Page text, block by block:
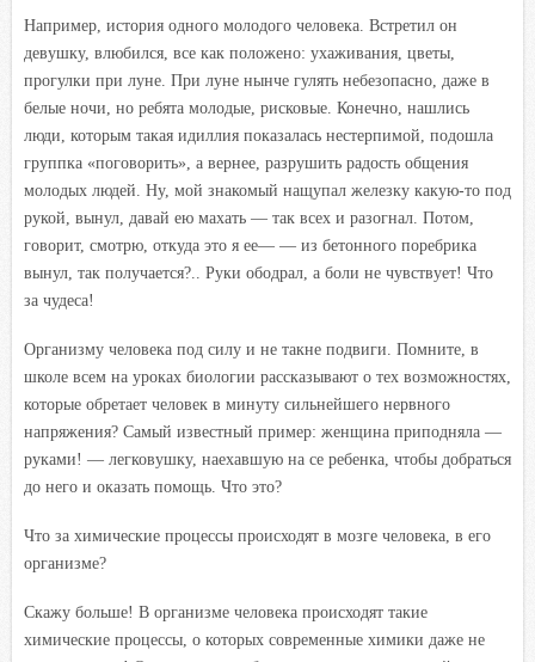
Например, история одного молодого человека. Встретил он
девушку, влюбился, все как положено: ухаживания, цветы,
прогулки при луне. При луне нынче гулять небезопасно, даже в
белые ночи, но ребята молодые, рисковые. Конечно, нашлись
люди, которым такая идиллия показалась нестерпимой, подошла
группка «поговорить», а вернее, разрушить радость общения
молодых людей. Ну, мой знакомый нащупал железку какую-то под
рукой, вынул, давай ею махать — так всех и разогнал. Потом,
говорит, смотрю, откуда это я ее— — из бетонного поребрика
вынул, так получается?.. Руки ободрал, а боли не чувствует! Что
за чудеса!
Организму человека под силу и не такне подвиги. Помните, в
школе всем на уроках биологии рассказывают о тех возможностях,
которые обретает человек в минуту сильнейшего нервного
напряжения? Самый известный пример: женщина приподняла —
руками! — легковушку, наехавшую на се ребенка, чтобы добраться
до него и оказать помощь. Что это?
Что за химические процессы происходят в мозге человека, в его
организме?
Скажу больше! В организме человека происходят такие
химические процессы, о которых современные химики даже не